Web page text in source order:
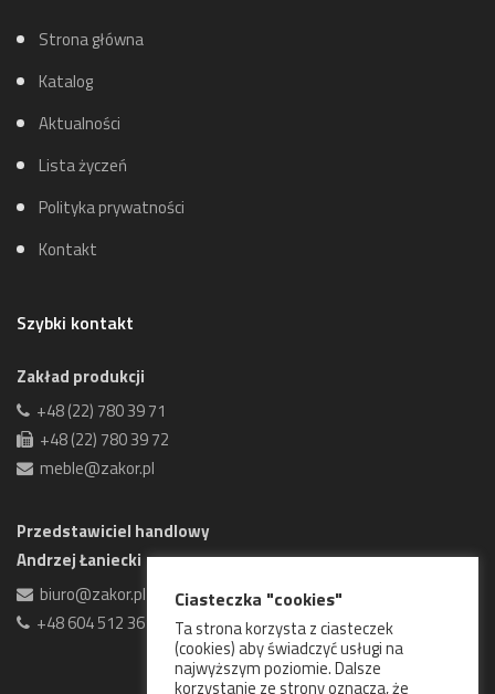
Strona główna
Katalog
Aktualności
Lista życzeń
Polityka prywatności
Kontakt
Szybki kontakt
Zakład produkcji
+48 (22) 780 39 71
+48 (22) 780 39 72
meble@zakor.pl
Przedstawiciel handlowy
Andrzej Łaniecki
biuro@zakor.pl
+48 604 512 361
Ciasteczka "cookies"
Ta strona korzysta z ciasteczek
(cookies) aby świadczyć usługi na
najwyższym poziomie. Dalsze
korzystanie ze strony oznacza, że